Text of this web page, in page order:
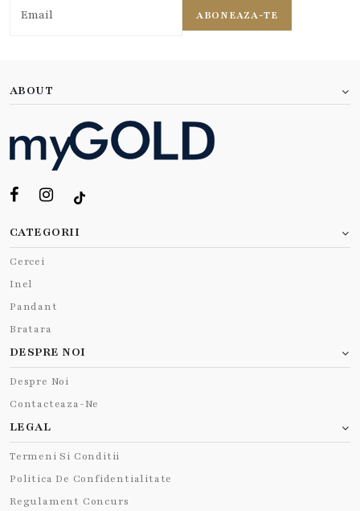
ABONEAZA-TE
ABOUT
CATEGORII
Cercei
Inel
Pandant
Bratara
DESPRE NOI
Despre Noi
Contacteaza-Ne
LEGAL
Termeni Si Conditii
Politica De Confidentialitate
Regulament Concurs